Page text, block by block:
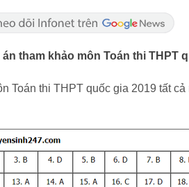
tham khảo môn Toán thi THPT
Toán thi THPT quốc gia 2019 tất